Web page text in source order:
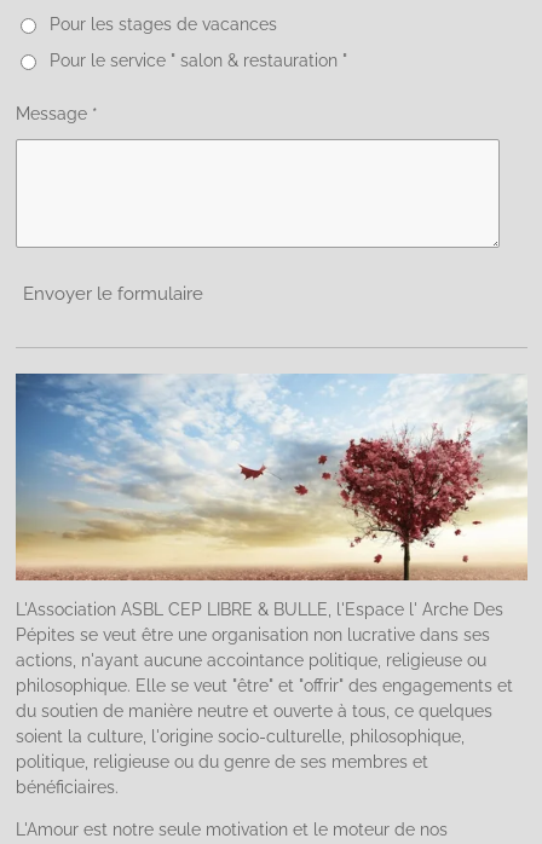
Pour les stages de vacances
Pour le service " salon & restauration "
Message *
Envoyer le formulaire
L'Association ASBL CEP LIBRE & BULLE, l'Espace l' Arche Des
Pépites se veut être une organisation non lucrative dans ses
actions, n'ayant aucune accointance politique, religieuse ou
philosophique. Elle se veut "être" et "offrir" des engagements et
du soutien de manière neutre et ouverte à tous, ce quelques
soient la culture, l'origine socio-culturelle, philosophique,
politique, religieuse ou du genre de ses membres et
bénéficiaires.
L'Amour est notre seule motivation et le moteur de nos